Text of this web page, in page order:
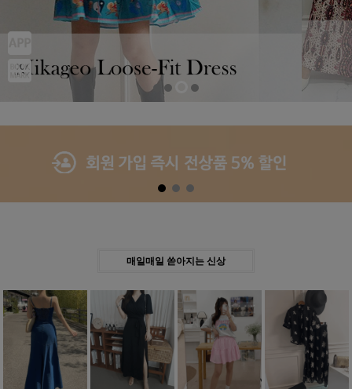
매일매일 쏟아지는 신상